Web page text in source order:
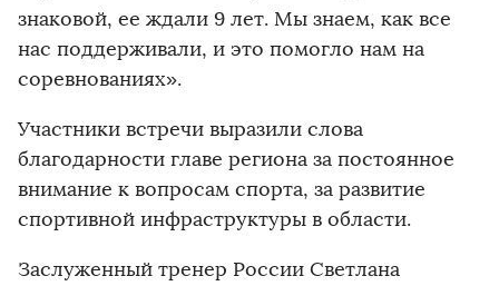
знаковой, ее ждали 9 лет. Мы знаем, как все
нас поддерживали, и это помогло нам на
соревнованиях».
Участники встречи выразили слова
благодарности главе региона за постоянное
внимание к вопросам спорта, за развитие
спортивной инфраструктуры в области.
Заслуженный тренер России Светлана